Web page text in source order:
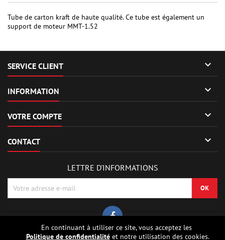
Tube de carton kraft de haute qualité. Ce tube est également un
support de moteur MMT-1.52
SERVICE CLIENT 
INFORMATION 
VOTRE COMPTE 
CONTACT 
En continuant à utiliser ce site, vous acceptez les
Politique de confidentialitéet notre utilisation des cookies.
LETTRE D'INFORMATIONS